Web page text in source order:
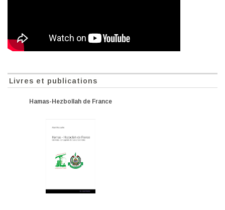
Livres et publications
Hamas-Hezbollah de France